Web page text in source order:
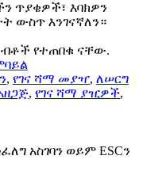
ጥያቄዎች፣ እባክዎን
ውስጥ እንገናኛለን።
የተጠበቁ ናቸው.
, የገና ሻማ መያዣ, ለሠርግ
, የገና ሻማ ያዢዎች,
አስገባን ወይም ESCን